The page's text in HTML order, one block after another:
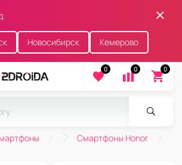
Новосибирск Кемерово
0 0 0
Смартфоны Honor